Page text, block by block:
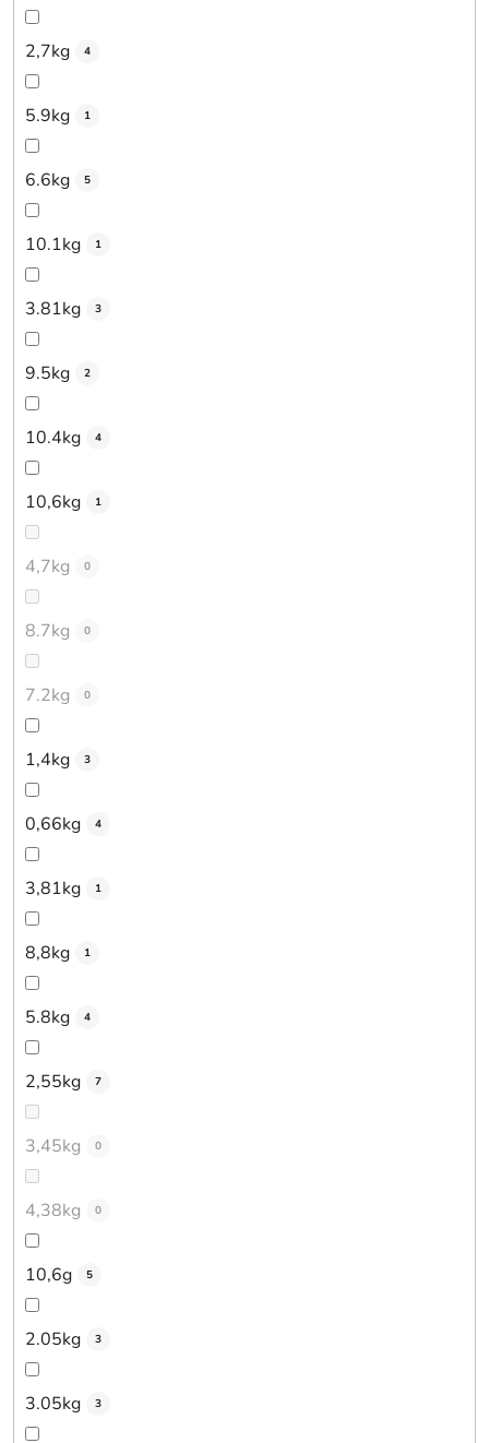
2,7kg 4
5.9kg 1
6.6kg 5
10.1kg 1
3.81kg 3
9.5kg 2
10.4kg 4
10,6kg 1
4,7kg 0
8.7kg 0
7.2kg 0
1,4kg 3
0,66kg 4
3,81kg 1
8,8kg 1
5.8kg 4
2,55kg 7
3,45kg 0
4,38kg 0
10,6g 5
2.05kg 3
3.05kg 3